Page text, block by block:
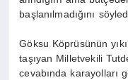
başlanılmadığını
Göksu Köprüsünün
taşıyan Milletvekili
cevabında karayolları